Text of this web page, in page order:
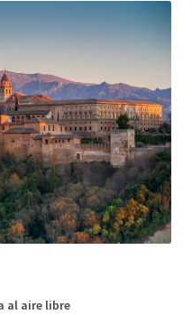
al aire libre